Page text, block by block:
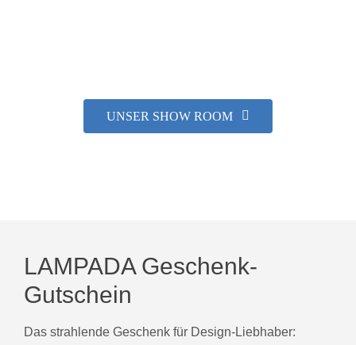
UNSER SHOW ROOM
LAMPADA Geschenk-
Gutschein
Das strahlende Geschenk für Design-Liebhaber: